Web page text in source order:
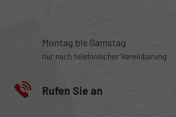
Montag bis Samstag
nur nach telefonischer Vereinbarung
Rufen Sie an